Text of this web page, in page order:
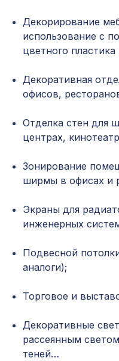
Диско, 0,91 x
Профиль-
1200х600мм,
Экополимер/15
1200х600мм,
Натуральные
Карниз KX030,
Экран для
рамка
Натуральные
2070х930мм,
Декорирование
использование с
цветного пластика
Декоративная
офисов,
Отделка стен для
центрах,
Зонирование
ширмы в офисах и
Экраны для
инженерных
Подвесной
аналоги);
Торговое и
Декоративные
рассеянным
теней…